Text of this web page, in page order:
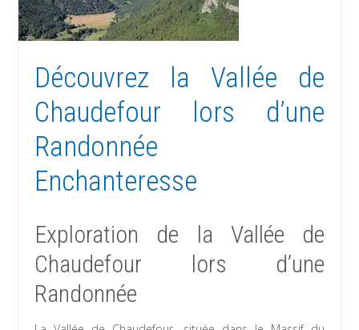
Découvrez la Vallée de
Chaudefour lors d’une
Randonnée
Enchanteresse
Exploration de la Vallée de
Chaudefour lors d’une
Randonnée